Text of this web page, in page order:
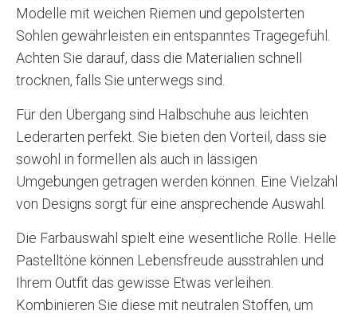
Modelle mit weichen Riemen und gepolsterten
Sohlen gewährleisten ein entspanntes Tragegefühl.
Achten Sie darauf, dass die Materialien schnell
trocknen, falls Sie unterwegs sind.
Für den Übergang sind Halbschuhe aus leichten
Lederarten perfekt. Sie bieten den Vorteil, dass sie
sowohl in formellen als auch in lässigen
Umgebungen getragen werden können. Eine Vielzahl
von Designs sorgt für eine ansprechende Auswahl.
Die Farbauswahl spielt eine wesentliche Rolle. Helle
Pastelltöne können Lebensfreude ausstrahlen und
Ihrem Outfit das gewisse Etwas verleihen.
Kombinieren Sie diese mit neutralen Stoffen, um